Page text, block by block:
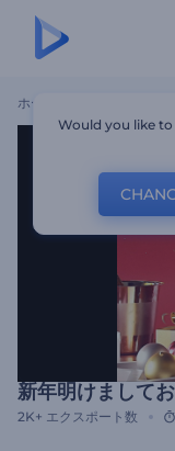
ホーム
新年明けまして
2K+ エクスポート数
Would you like